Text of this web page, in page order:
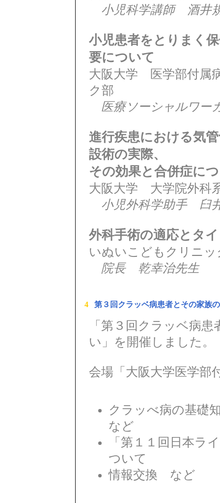
小児科学講師 酒井
小児患者をとりまく
要について
大阪大学 医学部付属
ク部
医療ソーシャルワ
進行疾患における気
設術の実際、
その効果と合併症に
大阪大学 大学院外科
小児外科学助手 臼
外科手術の適応とタ
いぬいこどもクリニッ
院長 乾幸治先生
4 第３回クラッベ病患者とその家
「第３回クラッベ病
い」を開催しました。
会場「大阪大学医学部
クラッべ病の基礎
など
「第１１回日本ラ
ついて
情報交換 など